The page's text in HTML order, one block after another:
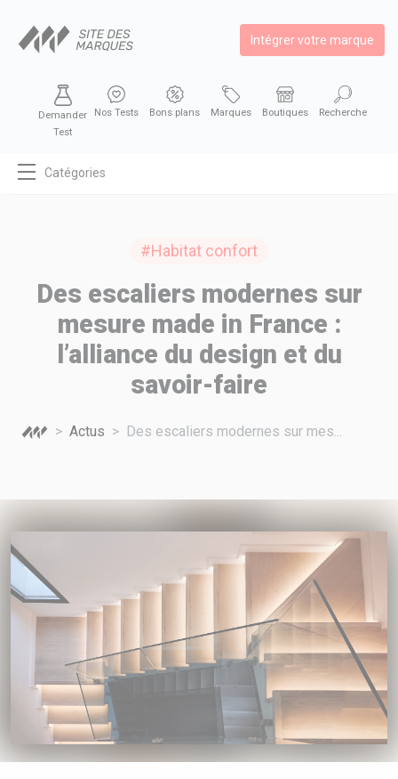
Intégrer votre marque
Demander
Test
Nos Tests Bons plans Marques Boutiques Recherche
Catégories
SE DIVERTIR
HIGH-TECH
BIEN CHEZ SOI
AUTOMOBILE
#Habitat confort
Des escaliers modernes sur
mesure made in France :
l’alliance du design et du
savoir-faire
Actus Des escaliers modernes sur mes...